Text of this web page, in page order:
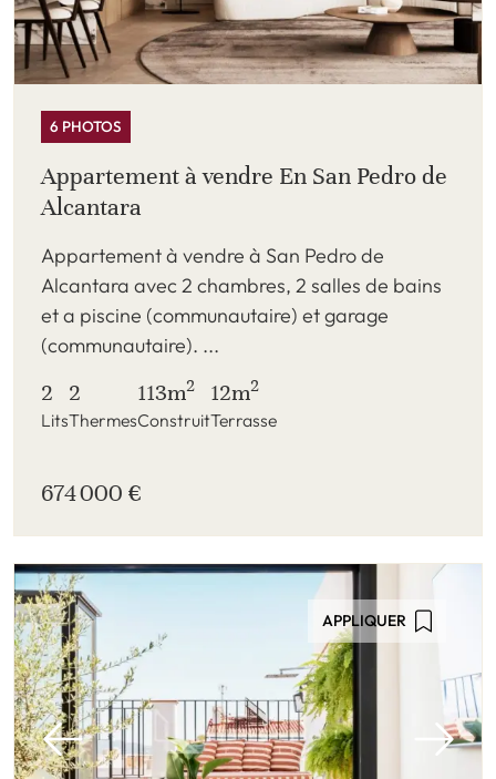
6 PHOTOS
Appartement à vendre En San Pedro de
Alcantara
Appartement à vendre à San Pedro de
Alcantara avec 2 chambres, 2 salles de bains
et a piscine (communautaire) et garage
(communautaire). ...
2
Lits
2
Thermes
113m2
Construit
12m2
Terrasse
674 000 €
APPLIQUER